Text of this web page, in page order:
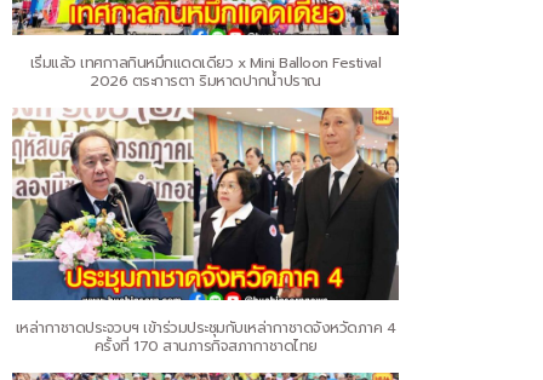
เริ่มแล้ว เทศกาลกินหมึกแดดเดียว x Mini Balloon Festival
2026 ตระการตา ริมหาดปากน้ำปราณ
เหล่ากาชาดประจวบฯ เข้าร่วมประชุมกับเหล่ากาชาดจังหวัดภาค 4
ครั้งที่ 170 สานภารกิจสภากาชาดไทย